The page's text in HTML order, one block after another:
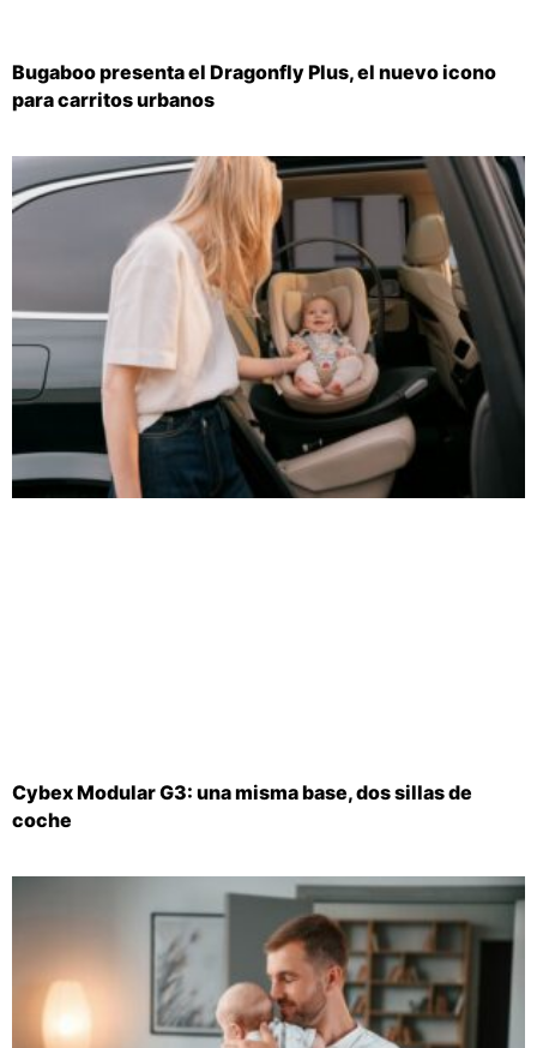
Bugaboo presenta el Dragonfly Plus, el nuevo icono
para carritos urbanos
Cybex Modular G3: una misma base, dos sillas de
coche